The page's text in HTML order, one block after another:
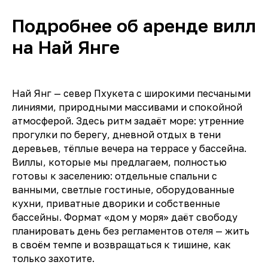
Подробнее об аренде вилл
на Най Янге
Най Янг — север Пхукета с широкими песчаными
линиями, природными массивами и спокойной
атмосферой. Здесь ритм задаёт море: утренние
прогулки по берегу, дневной отдых в тени
деревьев, тёплые вечера на террасе у бассейна.
Виллы, которые мы предлагаем, полностью
готовы к заселению: отдельные спальни с
ванными, светлые гостиные, оборудованные
кухни, приватные дворики и собственные
бассейны. Формат «дом у моря» даёт свободу
планировать день без регламентов отеля — жить
в своём темпе и возвращаться к тишине, как
только захотите.